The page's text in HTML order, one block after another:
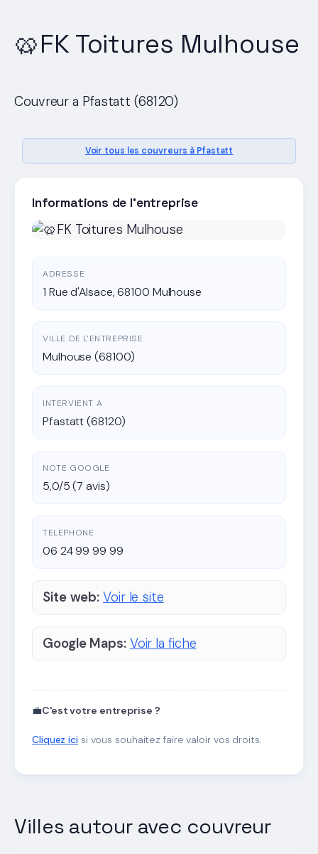
🥨FK Toitures Mulhouse
Couvreur a Pfastatt (68120)
Voir tous les couvreurs à Pfastatt
Informations de l'entreprise
ADRESSE
1 Rue d'Alsace, 68100 Mulhouse
VILLE DE L'ENTREPRISE
Mulhouse (68100)
INTERVIENT A
Pfastatt (68120)
NOTE GOOGLE
5,0/5 (7 avis)
TELEPHONE
06 24 99 99 99
Site web: Voir le site
Google Maps: Voir la fiche
💼C'est votre entreprise ?
Cliquez icisi vous souhaitez faire valoir vos droits.
Villes autour avec couvreur